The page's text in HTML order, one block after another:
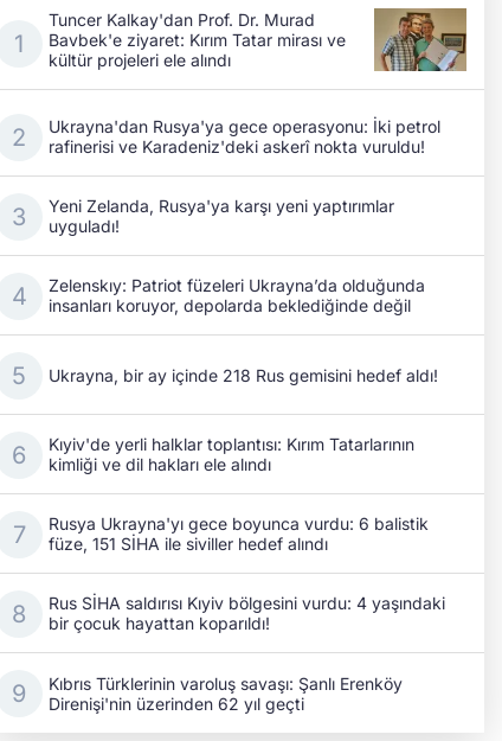
Tuncer Kalkay'dan Prof. Dr. Murad
Bavbek'e ziyaret: Kırım Tatar mirası ve
kültür projeleri ele alındı
Ukrayna'dan Rusya'ya gece operasyonu: İki petrol
rafinerisi ve Karadeniz'deki askerî nokta vuruldu!
Yeni Zelanda, Rusya'ya karşı yeni yaptırımlar
uyguladı!
Zelenskıy: Patriot füzeleri Ukrayna’da olduğunda
insanları koruyor, depolarda beklediğinde değil
Ukrayna, bir ay içinde 218 Rus gemisini hedef aldı!
Kıyiv'de yerli halklar toplantısı: Kırım Tatarlarının
kimliği ve dil hakları ele alındı
Rusya Ukrayna'yı gece boyunca vurdu: 6 balistik
füze, 151 SİHA ile siviller hedef alındı
Rus SİHA saldırısı Kıyiv bölgesini vurdu: 4 yaşındaki
bir çocuk hayattan koparıldı!
Kıbrıs Türklerinin varoluş savaşı: Şanlı Erenköy
Direnişi'nin üzerinden 62 yıl geçti